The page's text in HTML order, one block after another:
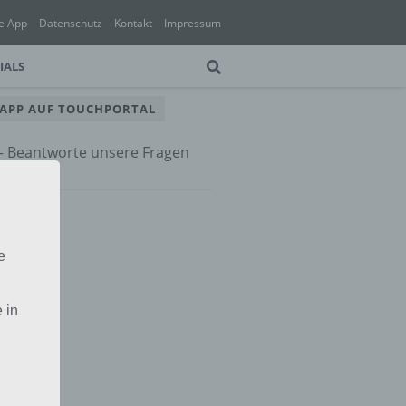
App Datenschutz Kontakt Impressum
AUF TOUCHPORTAL
Beantworte unsere Fragen
in